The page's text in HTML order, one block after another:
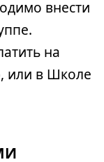
внести
на
или в Школе